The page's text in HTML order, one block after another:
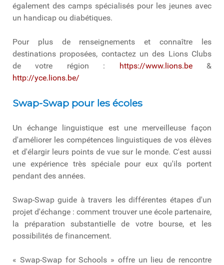
également des camps spécialisés pour les jeunes avec
un handicap ou diabétiques.
Pour plus de renseignements et connaître les
destinations proposées, contactez un des Lions Clubs
de votre région : https://www.lions.be&
http://yce.lions.be/
Swap-Swap pour les écoles
Un échange linguistique est une merveilleuse façon
d'améliorer les compétences linguistiques de vos élèves
et d'élargir leurs points de vue sur le monde. C'est aussi
une expérience très spéciale pour eux qu'ils portent
pendant des années.
Swap-Swap guide à travers les différentes étapes d'un
projet d'échange : comment trouver une école partenaire,
la préparation substantielle de votre bourse, et les
possibilités de financement.
« Swap-Swap for Schools » offre un lieu de rencontre